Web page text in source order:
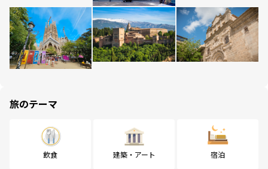
旅のテーマ
飲食 建築・アート 宿泊